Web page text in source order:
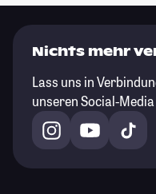
Nichts mehr
Lass uns in
unseren Social-